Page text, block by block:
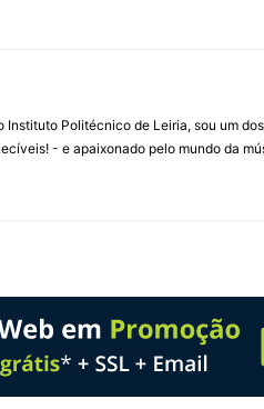
Politécnico de Leiria, sou um
- e apaixonado pelo mundo da